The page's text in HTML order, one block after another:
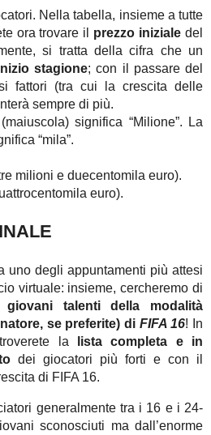
Nella tabella, insieme a tutte
ora trovare il prezzo iniziale del
si tratta della cifra che un
stagione; con il passare del
fattori (tra cui la crescita delle
sempre di più.
significa “Milione”. La
“mila”.
milioni e duecentomila euro).
euro).
uno degli appuntamenti più attesi
virtuale: insieme, cercheremo di
giovani talenti della modalità
se preferite) di FIFA 16! In
la
lista completa e in
dei giocatori più forti e con il
di FIFA 16.
generalmente tra i 16 e i 24-
sconosciuti ma dall’enorme